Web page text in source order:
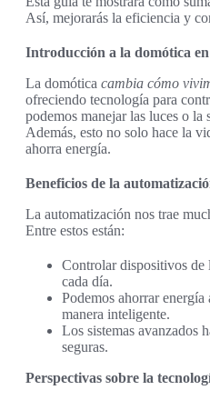
Así, mejorarás la eficiencia y
Introducción a la domótica
La domótica cambia cómo
ofreciendo tecnología para
podemos manejar las luces o
Además, esto no solo hace la
ahorra energía.
Beneficios de la
La automatización nos trae
Entre estos están:
Controlar dispositivos de
cada día.
Podemos ahorrar
manera inteligente.
Los sistemas avanzados
seguras.
Perspectivas sobre la